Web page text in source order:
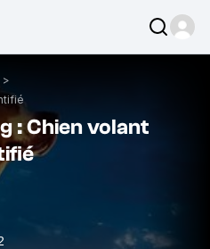
>
: Chien volant